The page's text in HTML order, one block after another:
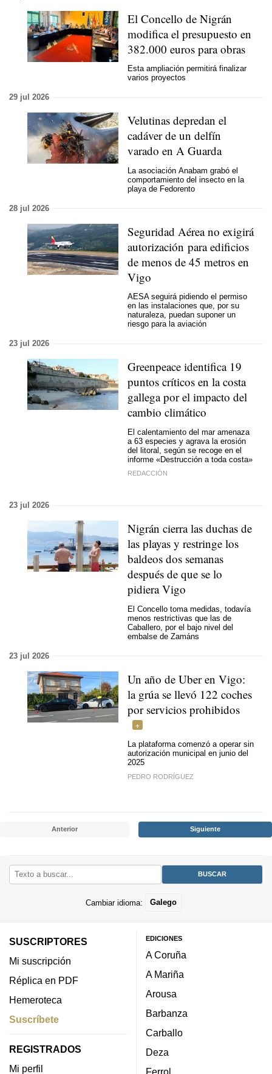
El Concello de Nigrán
modifica el presupuesto en
382.000 euros para obras
Esta ampliación permitirá finalizar
varios proyectos
29 jul 2026
Velutinas depredan el
cadáver de un delfín
varado en A Guarda
La asociación Anabam grabó el
comportamiento del insecto en la
playa de Fedorento
28 jul 2026
Seguridad Aérea no exigirá
autorización para edificios
de menos de 45 metros en
Vigo
AESA seguirá pidiendo el permiso
en las instalaciones que, por su
naturaleza, puedan suponer un
riesgo para la aviación
23 jul 2026
Greenpeace identifica 19
puntos críticos en la costa
gallega por el impacto del
cambio climático
El calentamiento del mar amenaza
a 63 especies y agrava la erosión
del litoral, según se recoge en el
informe «Destrucción a toda costa»
REDACCIÓN
23 jul 2026
Nigrán cierra las duchas de
las playas y restringe los
baldeos dos semanas
después de que se lo
pidiera Vigo
El Concello toma medidas, todavía
menos restrictivas que las de
Caballero, por el bajo nivel del
embalse de Zamáns
23 jul 2026
Un año de Uber en Vigo:
la grúa se llevó 122 coches
por servicios prohibidos
La plataforma comenzó a operar sin
autorización municipal en junio del
2025
PEDRO RODRÍGUEZ
Anterior Siguiente
Cambiar idioma: Galego
SUSCRIPTORES
Mi suscripción
Réplica en PDF
Hemeroteca
Suscríbete
REGISTRADOS
Mi perfil
EDICIONES
A Coruña
A Mariña
Arousa
Barbanza
Carballo
Deza
Ferrol